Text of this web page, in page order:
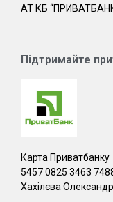
АТ КБ
Підтримайте
Карта Приватбанку
5457 0825 3463
Хахілєва